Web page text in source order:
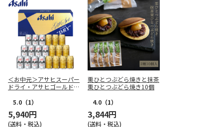
＜お中元＞アサヒスーパー
ドライ・アサヒゴールドダ
5.0 （1）
5,940円
(送料・税込)
栗ひとつぶどら焼きと抹茶
栗ひとつぶどら焼き10個
4.0 （1）
3,844円
(送料・税込)